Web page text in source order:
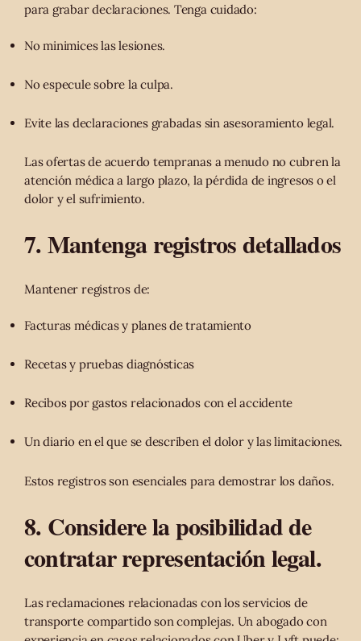
para grabar declaraciones. Tenga cuidado:
No minimices las lesiones.
No especule sobre la culpa.
Evite las declaraciones grabadas sin asesoramiento legal.
Las ofertas de acuerdo tempranas a menudo no cubren la
atención médica a largo plazo, la pérdida de ingresos o el
dolor y el sufrimiento.
7. Mantenga registros detallados
Mantener registros de:
Facturas médicas y planes de tratamiento
Recetas y pruebas diagnósticas
Recibos por gastos relacionados con el accidente
Un diario en el que se describen el dolor y las limitaciones.
Estos registros son esenciales para demostrar los daños.
8. Considere la posibilidad de
contratar representación legal.
Las reclamaciones relacionadas con los servicios de
transporte compartido son complejas. Un abogado con